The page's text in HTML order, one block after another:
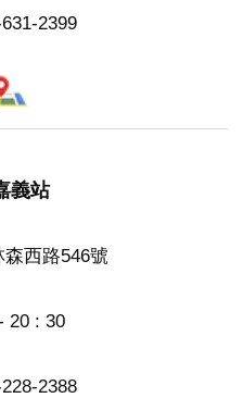
2399
義站
西路546號
20 : 30
2388